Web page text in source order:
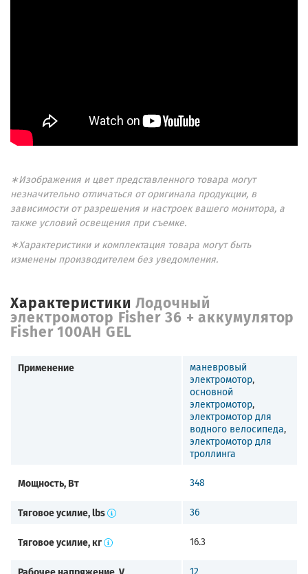
∗Изображения и цвет представленного товара могут
незначительно отличаться от оригинала продукции, в
зависимости от разрешения и настроек вашего монитора, а
также условий освещения при съемке.
∗Характеристики и комплектация товара могут быть
изменены производителем без уведомления.
Характеристики Лодочный
электромотор Fisher 36 + аккумулятор
Fisher 100AH GEL
Применение
маневровый
электромотор,
основной
электромотор,
электромотор для
водного велосипеда,
электромотор для
троллинга
Мощность, Вт 348
Тяговое усилие, lbs 36
Тяговое усилие, кг 16.3